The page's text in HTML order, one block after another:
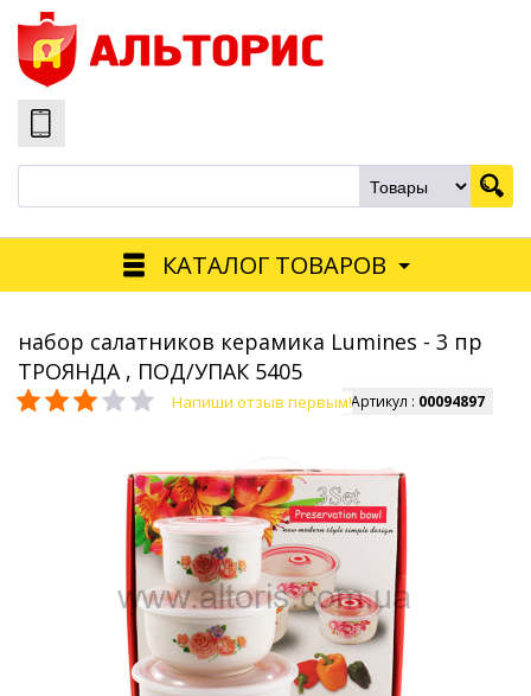
КАТАЛОГ ТОВАРОВ
набор салатников керамика Lumines - 3 пр
ТРОЯНДА , ПОД/УПАК 5405
Напиши отзыв первым!Артикул : 00094897